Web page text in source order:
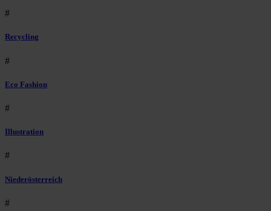
#
Recycling
#
Eco Fashion
#
Illustration
#
Niederösterreich
#